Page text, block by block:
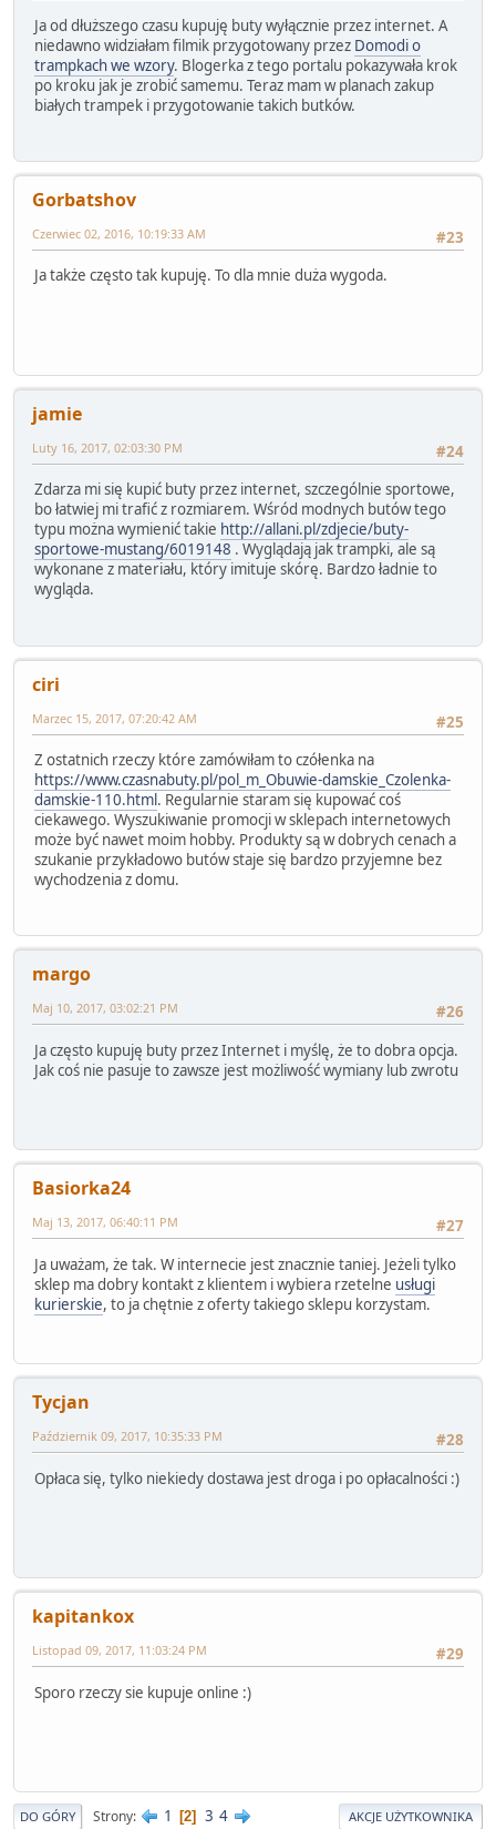
Ja od dłuższego czasu kupuję buty wyłącznie przez internet. A
niedawno widziałam filmik przygotowany przez Domodi o
trampkach we wzory. Blogerka z tego portalu pokazywała krok
po kroku jak je zrobić samemu. Teraz mam w planach zakup
białych trampek i przygotowanie takich butków.
Gorbatshov
#23
Czerwiec 02, 2016, 10:19:33 AM
Ja także często tak kupuję. To dla mnie duża wygoda.
jamie
#24
Luty 16, 2017, 02:03:30 PM
Zdarza mi się kupić buty przez internet, szczególnie sportowe,
bo łatwiej mi trafić z rozmiarem. Wśród modnych butów tego
typu można wymienić takie http://allani.pl/zdjecie/buty-
sportowe-mustang/6019148 . Wyglądają jak trampki, ale są
wykonane z materiału, który imituje skórę. Bardzo ładnie to
wygląda.
ciri
#25
Marzec 15, 2017, 07:20:42 AM
Z ostatnich rzeczy które zamówiłam to czółenka na
https://www.czasnabuty.pl/pol_m_Obuwie-damskie_Czolenka-
damskie-110.html. Regularnie staram się kupować coś
ciekawego. Wyszukiwanie promocji w sklepach internetowych
może być nawet moim hobby. Produkty są w dobrych cenach a
szukanie przykładowo butów staje się bardzo przyjemne bez
wychodzenia z domu.
margo
#26
Maj 10, 2017, 03:02:21 PM
Ja często kupuję buty przez Internet i myślę, że to dobra opcja.
Jak coś nie pasuje to zawsze jest możliwość wymiany lub zwrotu
Basiorka24
#27
Maj 13, 2017, 06:40:11 PM
Ja uważam, że tak. W internecie jest znacznie taniej. Jeżeli tylko
sklep ma dobry kontakt z klientem i wybiera rzetelne usługi
kurierskie, to ja chętnie z oferty takiego sklepu korzystam.
Tycjan
#28
Październik 09, 2017, 10:35:33 PM
Opłaca się, tylko niekiedy dostawa jest droga i po opłacalności :)
kapitankox
#29
Listopad 09, 2017, 11:03:24 PM
Sporo rzeczy sie kupuje online :)
DO GÓRY Strony 1 2 3 4 AKCJE UŻYTKOWNIKA